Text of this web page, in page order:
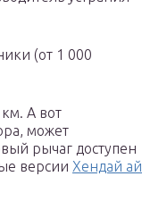
(от 1 000
А вот
может
рычаг доступен
версии Хендай ай